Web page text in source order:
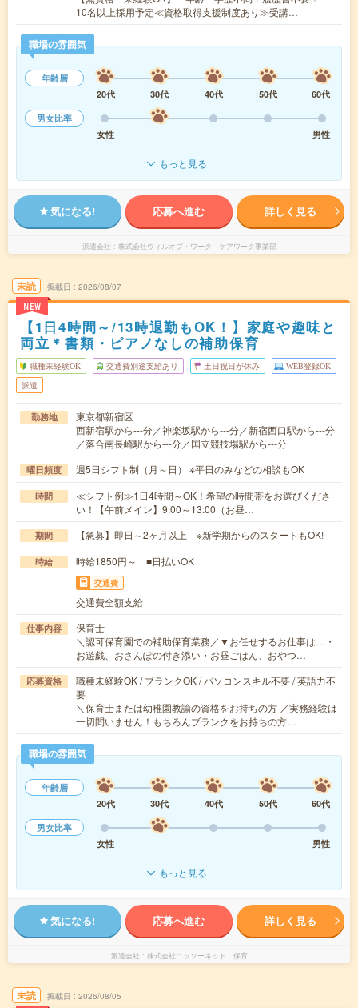
10名以上採用予定≪資格取得支援制度あり≫受講…
職場の雰囲気
年齢層
20代
30代 40代 50代
60代
男女比率
女性
男性
もっと見る
気になる! 応募へ進む 詳しく見る
派遣会社 株式会社ウィルオブ・ワーク ケアワーク事業部
未読
NEW
掲載日 2026/08/07
【1日4時間～/13時退勤もOK！】家庭や趣味と
両立＊書類・ピアノなしの補助保育
職種未経験OK 交通費別途支給あり 土日祝日が休み WEB登録OK
派遣
勤務地
東京都新宿区
西新宿駅から---分／神楽坂駅から---分／新宿西口駅から---分
／落合南長崎駅から---分／国立競技場駅から---分
曜日頻度 週5日シフト制（月～日） ※平日のみなどの相談もOK
時間
≪シフト例≫1日4時間～OK！希望の時間帯をお選びくださ
い！【午前メイン】9:00～13:00（お昼…
期間 【急募】即日～2ヶ月以上 ※新学期からのスタートもOK!
時給 時給1850円～ ■日払いOK
交通費
交通費全額支給
仕事内容
保育士
＼認可保育園での補助保育業務／▼お任せするお仕事は…・
お遊戯、おさんぽの付き添い・お昼ごはん、おやつ…
応募資格
職種未経験OK / ブランクOK / パソコンスキル不要 / 英語力不
要
＼保育士または幼稚園教諭の資格をお持ちの方 ／実務経験は
一切問いません！もちろんブランクをお持ちの方…
職場の雰囲気
年齢層
20代
30代 40代 50代
60代
男女比率
女性
男性
もっと見る
気になる! 応募へ進む 詳しく見る
派遣会社 株式会社ニッソーネット 保育
未読 掲載日 2026/08/05